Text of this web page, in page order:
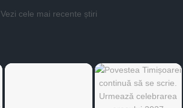
Vezi cele mai recente știri